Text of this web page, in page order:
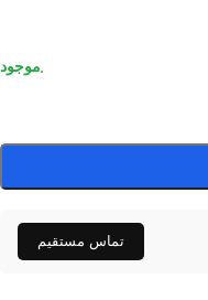
تماس مستقیم